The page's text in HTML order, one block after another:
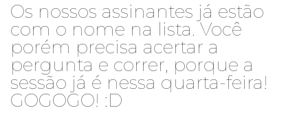
Os nossos assinantes já estão
com o nome na lista. Você
porém precisa acertar a
pergunta e correr, porque a
sessão já é nessa quarta-feira!
GOGOGO! :D